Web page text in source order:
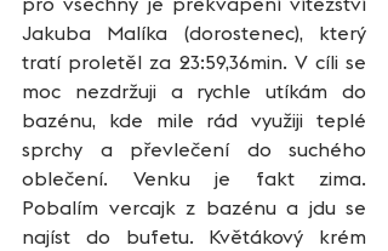
Jakuba Malíka (dorostenec), který
tratí proletěl za 23:59,36min. V cíli se
moc nezdržuji a rychle utíkám do
bazénu, kde mile rád využiji teplé
sprchy a převlečení do suchého
oblečení. Venku je fakt zima.
Pobalím vercajk z bazénu a jdu se
najíst do bufetu. Květákový krém